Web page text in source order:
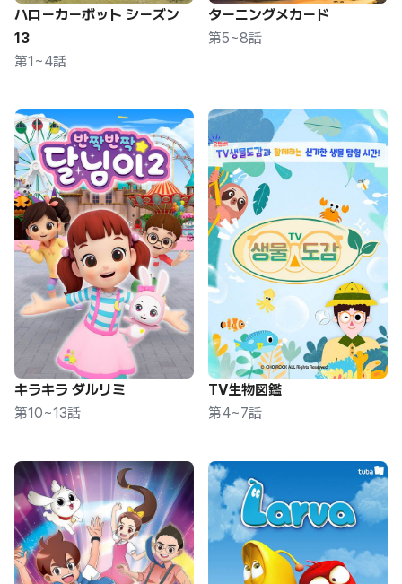
ハローカーボット シーズン
13
第1~4話
ターニングメカード
第5~8話
キラキラ ダルリミ
第10~13話
TV生物図鑑
第4~7話